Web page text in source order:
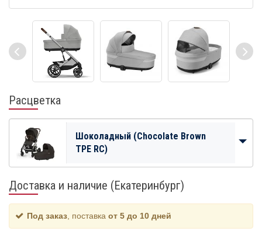
Расцветка
Шоколадный (Chocolate Brown
TPE RC)
Доставка и наличие (Екатеринбург)
Под заказ , поставка от 5 до 10 дней